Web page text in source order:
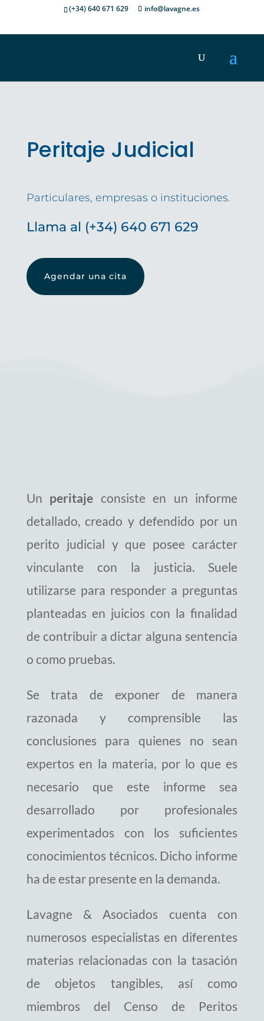
(+34) 640 671 629 info@lavagne.es
Peritaje Judicial
Particulares, empresas o instituciones.
Llama al (+34) 640 671 629
Agendar una cita
Un peritaje consiste en un informe
detallado, creado y defendido por un
perito judicial y que posee carácter
vinculante con la justicia. Suele
utilizarse para responder a preguntas
planteadas en juicios con la finalidad
de contribuir a dictar alguna sentencia
o como pruebas.
Se trata de exponer de manera
razonada y comprensible las
conclusiones para quienes no sean
expertos en la materia, por lo que es
necesario que este informe sea
desarrollado por profesionales
experimentados con los suficientes
conocimientos técnicos. Dicho informe
ha de estar presente en la demanda.
Lavagne & Asociados cuenta con
numerosos especialistas en diferentes
materias relacionadas con la tasación
de objetos tangibles, así como
miembros del Censo de Peritos